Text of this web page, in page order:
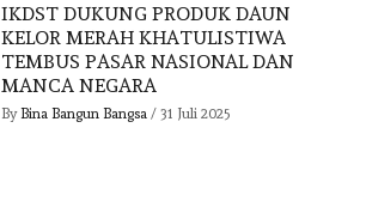
IKDST DUKUNG PRODUK DAUN
KELOR MERAH KHATULISTIWA
TEMBUS PASAR NASIONAL DAN
MANCA NEGARA
By Bina Bangun Bangsa / 31 Juli 2025